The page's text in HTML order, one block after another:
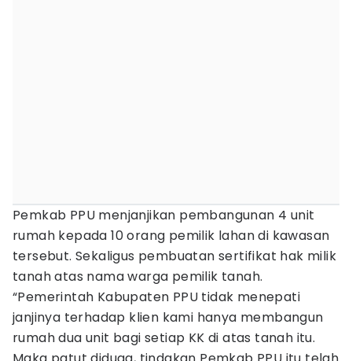
Pemkab PPU menjanjikan pembangunan 4 unit
rumah kepada 10 orang pemilik lahan di kawasan
tersebut. Sekaligus pembuatan sertifikat hak milik
tanah atas nama warga pemilik tanah.
“Pemerintah Kabupaten PPU tidak menepati
janjinya terhadap klien kami hanya membangun
rumah dua unit bagi setiap KK di atas tanah itu.